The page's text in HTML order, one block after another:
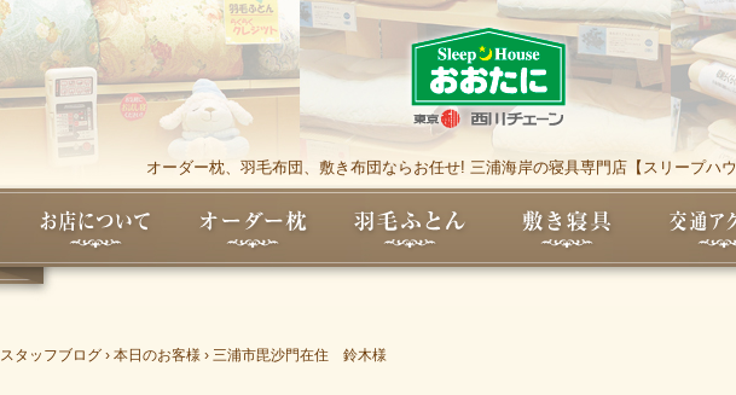
オーダー枕、羽毛布団、敷き布団ならお任せ! 三浦海岸の寝具専門店【スリープハウ
スタッフブログ › 本日のお客様 › 三浦市毘沙門在住 鈴木様